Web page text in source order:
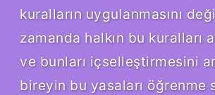
kuralların uygulanmasını
zamanda halkın bu kuralları
ve bunları içselleştirmesini
bireyin bu yasaları öğrenme